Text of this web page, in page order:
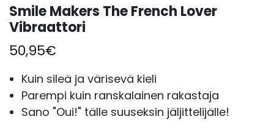
Smile Makers The French Lover
Vibraattori
50,95€
Kuin sileä ja värisevä kieli
Parempi kuin ranskalainen rakastaja
Sano "Oui!" tälle suuseksin jäljittelijälle!